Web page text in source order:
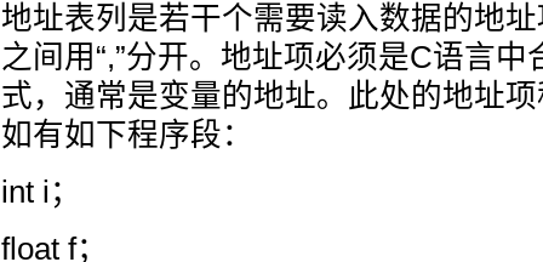
地址表列是若干个需要读入数据的地
之间用“,”分开。地址项必须是C语言中
式，通常是变量的地址。此处的地址
如有如下程序段：
int i；
float f；